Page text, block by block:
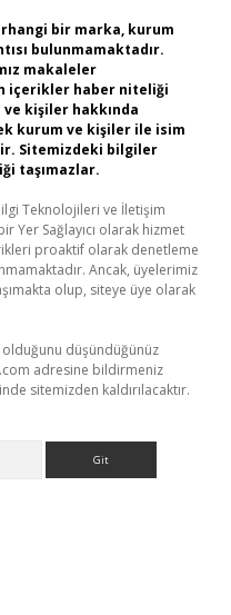
bir marka, kurum
bulunmamaktadır.
makaleler
içerikler haber niteliği
kişiler hakkında
kurum ve kişiler ile isim
Sitemizdeki bilgiler
taşımazlar.
Teknolojileri ve İletişim
Yer Sağlayıcı olarak hizmet
proaktif olarak denetleme
Ancak, üyelerimiz
olup, siteye üye olarak
olduğunu düşündüğünüz
adresine bildirmeniz
sitemizden kaldırılacaktır.